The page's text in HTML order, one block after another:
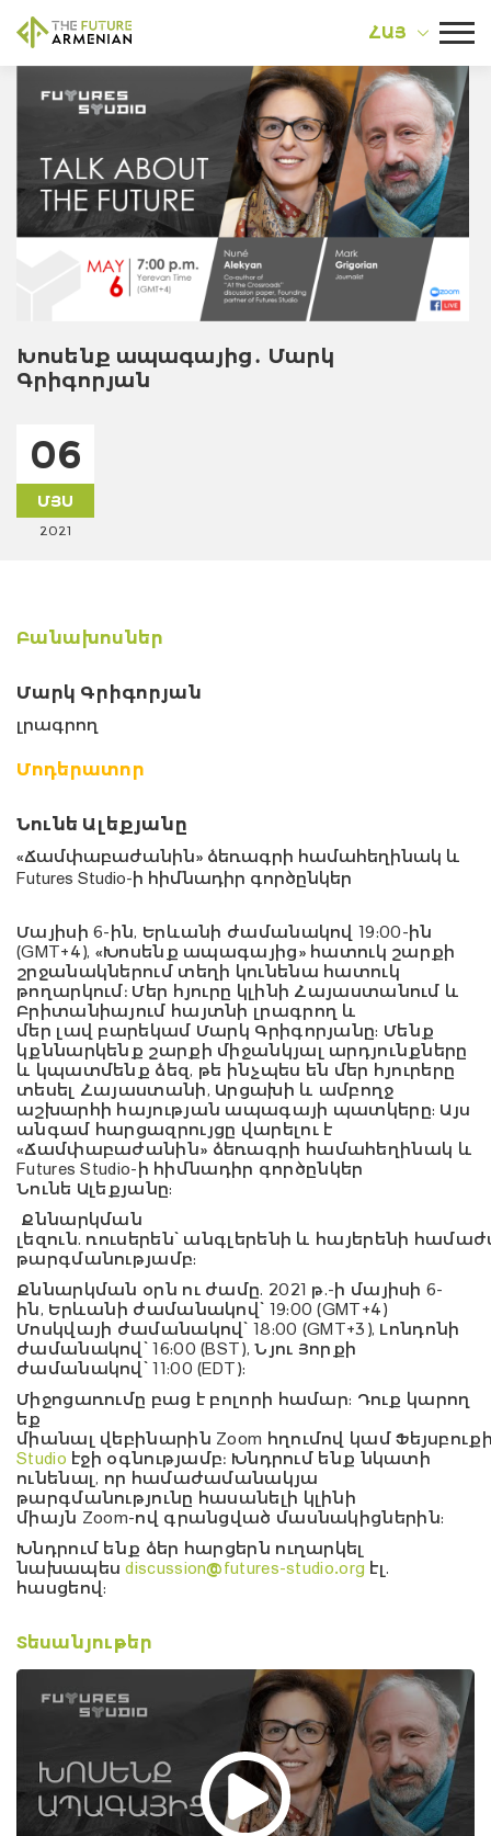
ՀԱՅ
Խոսենք ապագայից․ Մարկ
Գրիգորյան
06
ՄՅՍ
2021
Բանախոսներ
Մարկ Գրիգորյան
լրագրող
Մոդերատոր
Նունե Ալեքյանը
«Ճամփաբաժանին» ձեռագրի համահեղինակ և
Futures Studio-ի հիմնադիր գործընկեր
Մայիսի 6-ին, Երևանի ժամանակով 19:00-ին
(GMT+4), «Խոսենք ապագայից» հատուկ շարքի
շրջանակներում տեղի կունենա հատուկ
թողարկում։ Մեր հյուրը կլինի Հայաստանում և
Բրիտանիայում հայտնի լրագրող և
մեր լավ բարեկամ Մարկ Գրիգորյանը: Մենք
կքննարկենք շարքի միջանկյալ արդյունքները
և կպատմենք ձեզ, թե ինչպես են մեր հյուրերը
տեսել Հայաստանի, Արցախի և ամբողջ
աշխարհի հայության ապագայի պատկերը: Այս
անգամ հարցազրույցը վարելու է
«Ճամփաբաժանին» ձեռագրի համահեղինակ և
Futures Studio-ի հիմնադիր գործընկեր
Նունե Ալեքյանը:
Քննարկման
լեզուն. ռուսերեն՝ անգլերենի և հայերենի
թարգմանությամբ:
Քննարկման օրն ու ժամը. 2021 թ.-ի մայիսի 6-
ին, Երևանի ժամանակով՝ 19:00 (GMT+4)
Մոսկվայի ժամանակով՝ 18:00 (GMT+3), Լոնդոնի
ժամանակով՝ 16:00 (BST), Նյու Յորքի
ժամանակով՝ 11:00 (EDT):
Միջոցառումը բաց է բոլորի համար: Դուք կարող
եք
միանալ վեբինարին Zoom հղումով կամ
Studio էջի օգնությամբ։ Խնդրում ենք նկատի
ունենալ, որ համաժամանակյա
թարգմանությունը հասանելի կլինի
միայն Zoom-ով գրանցված մասնակիցներին:
Խնդրում ենք ձեր հարցերն ուղարկել
նախապեսdiscussion@futures-studio.org էլ.
հասցեով:
Տեսանյութեր